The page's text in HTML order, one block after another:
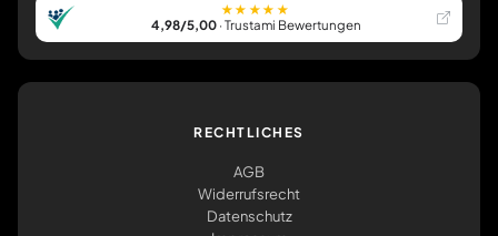
★★★★★
4,98/5,00· Trustami Bewertungen
RECHTLICHES
AGB
Widerrufsrecht
Datenschutz